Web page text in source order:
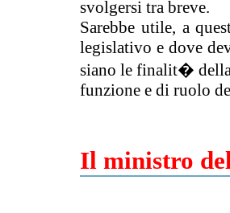
svolgersi tra breve.
Sarebbe utile, a
legislativo e dove
siano le finalit� della
funzione e di ruolo
Il ministro